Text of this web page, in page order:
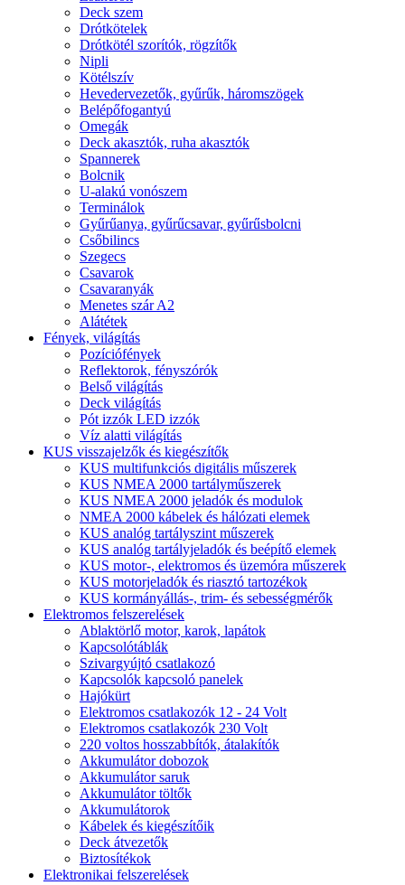
Deck szem
Drótkötelek
Drótkötél szorítók, rögzítők
Nipli
Kötélszív
Hevedervezetők, gyűrűk, háromszögek
Belépőfogantyú
Omegák
Deck akasztók, ruha akasztók
Spannerek
Bolcnik
U-alakú vonószem
Terminálok
Gyűrűanya, gyűrűcsavar, gyűrűsbolcni
Csőbilincs
Szegecs
Csavarok
Csavaranyák
Menetes szár A2
Alátétek
Fények, világítás
Pozíciófények
Reflektorok, fényszórók
Belső világítás
Deck világítás
Pót izzók LED izzók
Víz alatti világítás
KUS visszajelzők és kiegészítők
KUS multifunkciós digitális műszerek
KUS NMEA 2000 tartályműszerek
KUS NMEA 2000 jeladók és modulok
NMEA 2000 kábelek és hálózati elemek
KUS analóg tartályszint műszerek
KUS analóg tartályjeladók és beépítő elemek
KUS motor-, elektromos és üzemóra műszerek
KUS motorjeladók és riasztó tartozékok
KUS kormányállás-, trim- és sebességmérők
Elektromos felszerelések
Ablaktörlő motor, karok, lapátok
Kapcsolótáblák
Szivargyújtó csatlakozó
Kapcsolók kapcsoló panelek
Hajókürt
Elektromos csatlakozók 12 - 24 Volt
Elektromos csatlakozók 230 Volt
220 voltos hosszabbítók, átalakítók
Akkumulátor dobozok
Akkumulátor saruk
Akkumulátor töltők
Akkumulátorok
Kábelek és kiegészítőik
Deck átvezetők
Biztosítékok
Elektronikai felszerelések